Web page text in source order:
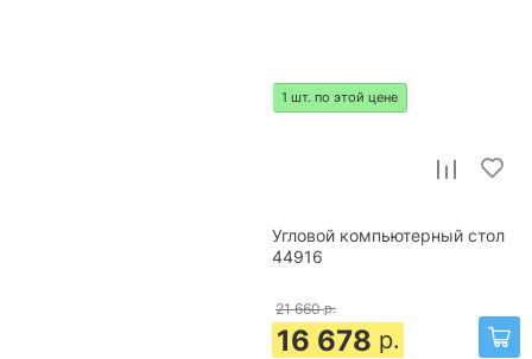
1 шт. по этой цене
Угловой компьютерный стол
44916
21 660 р.
16 678 р.